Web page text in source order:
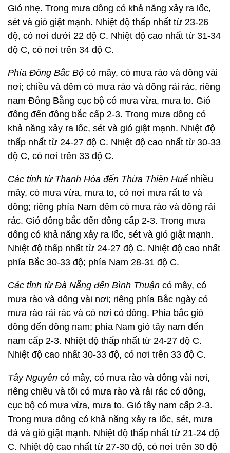
Gió nhẹ. Trong mưa dông có khả năng xảy ra lốc,
sét và gió giật mạnh. Nhiệt độ thấp nhất từ 23-26
độ, có nơi dưới 22 độ C. Nhiệt độ cao nhất từ 31-34
độ C, có nơi trên 34 độ C.
Phía Đông Bắc Bộ có mây, có mưa rào và dông vài
nơi; chiều và đêm có mưa rào và dông rải rác, riêng
nam Đông Bằng cục bộ có mưa vừa, mưa to. Gió
đông đến đông bắc cấp 2-3. Trong mưa dông có
khả năng xảy ra lốc, sét và gió giật mạnh. Nhiệt độ
thấp nhất từ 24-27 độ C. Nhiệt độ cao nhất từ 30-33
độ C, có nơi trên 33 độ C.
Các tỉnh từ Thanh Hóa đến Thừa Thiên Huế nhiều
mây, có mưa vừa, mưa to, có nơi mưa rất to và
dông; riêng phía Nam đêm có mưa rào và dông rải
rác. Gió đông bắc đến đông cấp 2-3. Trong mưa
dông có khả năng xảy ra lốc, sét và gió giật mạnh.
Nhiệt độ thấp nhất từ 24-27 độ C. Nhiệt độ cao nhất
phía Bắc 30-33 độ; phía Nam 28-31 độ C.
Các tỉnh từ Đà Nẵng đến Bình Thuận có mây, có
mưa rào và dông vài nơi; riêng phía Bắc ngày có
mưa rào rải rác và có nơi có dông. Phía bắc gió
đông đến đông nam; phía Nam gió tây nam đến
nam cấp 2-3. Nhiệt độ thấp nhất từ 24-27 độ C.
Nhiệt độ cao nhất 30-33 độ, có nơi trên 33 độ C.
Tây Nguyên có mây, có mưa rào và dông vài nơi,
riêng chiều và tối có mưa rào và rải rác có dông,
cục bộ có mưa vừa, mưa to. Gió tây nam cấp 2-3.
Trong mưa dông có khả năng xảy ra lốc, sét, mưa
đá và gió giật mạnh. Nhiệt độ thấp nhất từ 21-24 độ
C. Nhiệt độ cao nhất từ 27-30 độ, có nơi trên 30 độ